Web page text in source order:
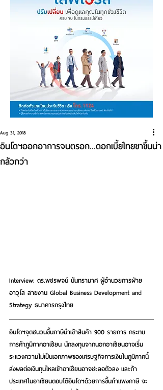
อินโดฯออกอาการจนตรอก...ดอกเบี้ยไทยขาขึ้นน่า
กลัวกว่า
Aug 31, 2018
Interview: ดร.พชรพจน์ นันทรามาศ ผู้อำนวยการฝ่าย
อาวุโส สายงาน Global Business Development and
Strategy ธนาคารกรุงไทย
อินโดฯจุดชนวนขึ้นภาษีนำเข้าสินค้า 900 รายการ กระทบ
การค้าภูมิภาคอาเซียน นักลงทุนจากนอกอาเซียนอาจเริ่ม
ระแวงความไม่เป็นเอกภาพของเศรษฐกิจการเงินในภูมิภาคนี้
ส่งผลต่อเงินทุนไหลเข้าอาเซียนอาจชะลอตัวลง และถ้า
ประเทศในอาเซียนตอบโต้อินโดฯด้วยการขึ้นกำแพงภาษี จะ